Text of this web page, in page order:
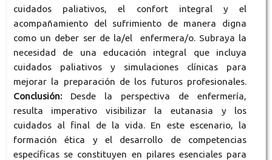
cuidados paliativos, el confort integral y el
acompañamiento del sufrimiento de manera digna
como un deber ser de la/el enfermera/o. Subraya la
necesidad de una educación integral que incluya
cuidados paliativos y simulaciones clínicas para
mejorar la preparación de los futuros profesionales.
Conclusión:Desde la perspectiva de enfermería,
resulta imperativo visibilizar la eutanasia y los
cuidados al final de la vida. En este escenario, la
formación ética y el desarrollo de competencias
específicas se constituyen en pilares esenciales para